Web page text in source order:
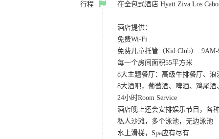
行程 在全包式酒店 Hyatt Ziva Los
酒店提供：
免费Wi-Fi
免费儿童托管（Kid Club）:
每一个房间面积55平方米
8大主题餐厅：高级牛排餐厅、
8大酒吧，葡萄酒、啤酒、鸡尾
24小时Room Service
酒店晚上还会安排娱乐节目，各
私人沙滩，多个泳池，无边泳池
水上滑梯，Spa应有尽有